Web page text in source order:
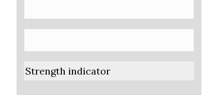
Strength indicator